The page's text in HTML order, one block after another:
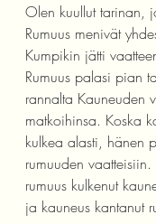
Olen kuullut tarinan,
Rumuus menivät
Kumpikin jätti
Rumuus palasi pian
rannalta Kauneuden
matkoihinsa. Koska
kulkea alasti, hänen
rumuuden
rumuus kulkenut
ja kauneus kantanut